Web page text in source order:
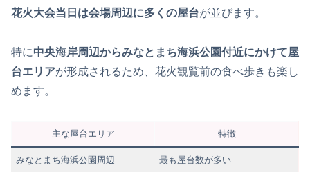
花火大会当日は会場周辺に多くの屋台が並びます。
特に中央海岸周辺からみなとまち海浜公園付近にかけて屋
台エリアが形成されるため、花火観覧前の食べ歩きも楽し
めます。
主な屋台エリア 特徴
みなとまち海浜公園周辺 最も屋台数が多い